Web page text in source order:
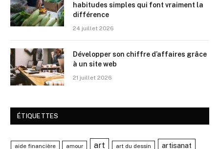
habitudes simples qui font vraiment la
différence
24 juillet 2026
Développer son chiffre d’affaires grâce
à un site web
21 juillet 2026
ÉTIQUETTES
aide financière amour art art du dessin artisanat